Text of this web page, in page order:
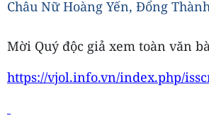
Châu Nữ Hoàng Yến, Đổng
Mời Quý độc giả xem toàn văn
https://vjol.info.vn/index.php/